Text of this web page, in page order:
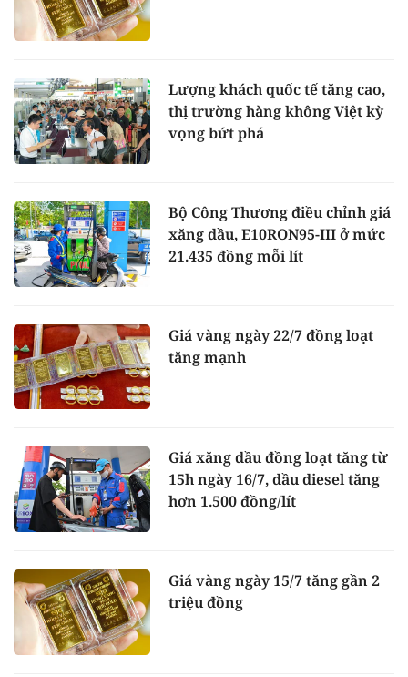
Lượng khách quốc tế tăng cao,
thị trường hàng không Việt kỳ
vọng bứt phá
Bộ Công Thương điều chỉnh giá
xăng dầu, E10RON95-III ở mức
21.435 đồng mỗi lít
Giá vàng ngày 22/7 đồng loạt
tăng mạnh
Giá xăng dầu đồng loạt tăng từ
15h ngày 16/7, dầu diesel tăng
hơn 1.500 đồng/lít
Giá vàng ngày 15/7 tăng gần 2
triệu đồng